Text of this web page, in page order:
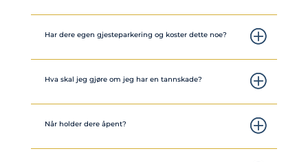
Har dere egen gjesteparkering og koster dette noe?
Hva skal jeg gjøre om jeg har en tannskade?
Når holder dere åpent?